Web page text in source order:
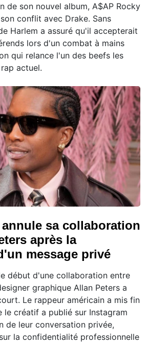
de son nouvel album, A$AP Rocky
conflit avec Drake. Sans
Harlem a assuré qu'il accepterait
lors d'un combat à mains
qui relance l'un des beefs les
actuel.
annule sa collaboration
après la
message privé
début d'une collaboration entre
graphique Allan Peters a
Le rappeur américain a mis fin
le créatif a publié sur Instagram
de leur conversation privée,
la confidentialité professionnelle